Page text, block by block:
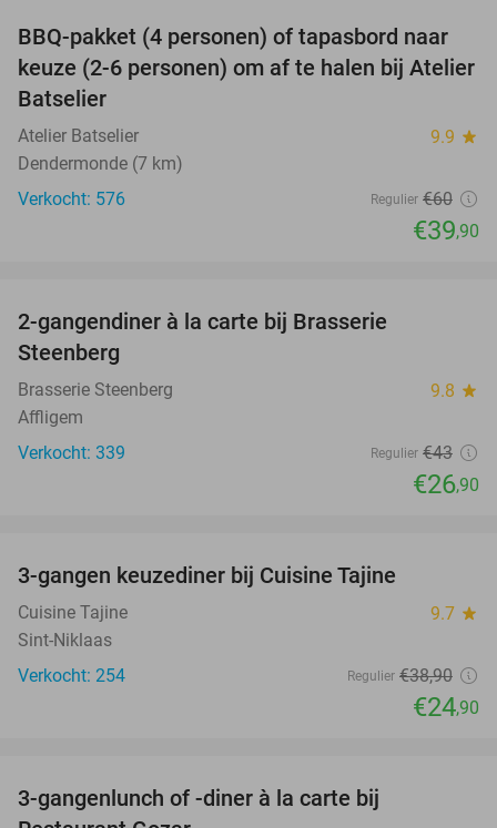
34%
BBQ-pakket (4 personen) of tapasbord naar
keuze (2-6 personen) om af te halen bij Atelier
Batselier
Atelier Batselier 9.9 star
Dendermonde (7 km)
Verkocht: 576
Regulier €60
€39,90
2-gangendiner à la carte bij Brasserie
Steenberg
Brasserie Steenberg 9.8 star
Affligem
Verkocht: 339
Regulier €43
€26,90
3-gangen keuzediner bij Cuisine Tajine
Cuisine Tajine 9.7 star
Sint-Niklaas
Verkocht: 254
Regulier €38,90
€24,90
3-gangenlunch of -diner à la carte bij